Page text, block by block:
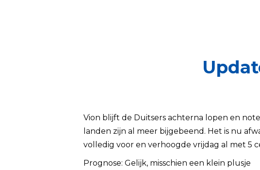
Vion blijft de Duitsers achterna lopen en
landen zijn al meer bijgebeend. Het is nu
volledig voor en verhoogde vrijdag al met 5
Prognose: Gelijk, misschien een klein plusje